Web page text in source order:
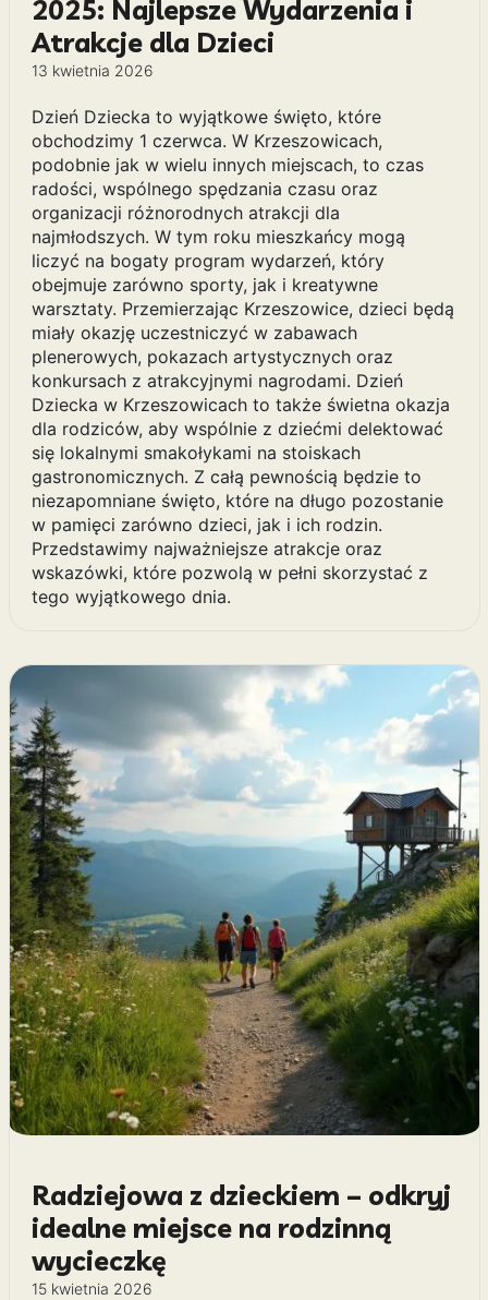
2025: Najlepsze Wydarzenia i
Atrakcje dla Dzieci
13 kwietnia 2026
Dzień Dziecka to wyjątkowe święto, które
obchodzimy 1 czerwca. W Krzeszowicach,
podobnie jak w wielu innych miejscach, to czas
radości, wspólnego spędzania czasu oraz
organizacji różnorodnych atrakcji dla
najmłodszych. W tym roku mieszkańcy mogą
liczyć na bogaty program wydarzeń, który
obejmuje zarówno sporty, jak i kreatywne
warsztaty. Przemierzając Krzeszowice, dzieci będą
miały okazję uczestniczyć w zabawach
plenerowych, pokazach artystycznych oraz
konkursach z atrakcyjnymi nagrodami. Dzień
Dziecka w Krzeszowicach to także świetna okazja
dla rodziców, aby wspólnie z dziećmi delektować
się lokalnymi smakołykami na stoiskach
gastronomicznych. Z całą pewnością będzie to
niezapomniane święto, które na długo pozostanie
w pamięci zarówno dzieci, jak i ich rodzin.
Przedstawimy najważniejsze atrakcje oraz
wskazówki, które pozwolą w pełni skorzystać z
tego wyjątkowego dnia.
Radziejowa z dzieckiem – odkryj
idealne miejsce na rodzinną
wycieczkę
15 kwietnia 2026